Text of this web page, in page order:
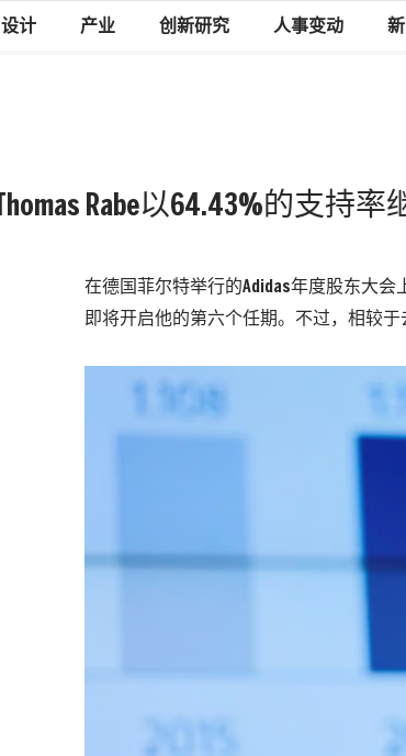
设计 产业 创新研究 人事变动
Thomas Rabe以64.43%的支持
在德国菲尔特举行的Adidas年度股东大会
即将开启他的第六个任期。不过，相较